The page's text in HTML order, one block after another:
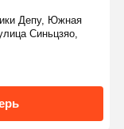
Депу, Южная
Синьцзяо,